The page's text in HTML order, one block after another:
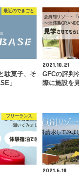
最近のできごと
駄菓子、そ
」
2021.10.21
GFCの評判
際に施設を
フリーランス
2021.6.18